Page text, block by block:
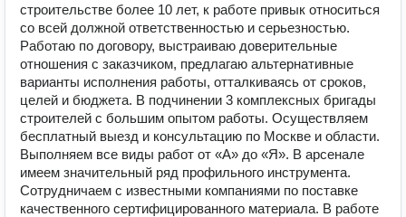
строительстве более 10 лет, к работе привык относиться
со всей должной ответственностью и серьезностью.
Работаю по договору, выстраиваю доверительные
отношения с заказчиком, предлагаю альтернативные
варианты исполнения работы, отталкиваясь от сроков,
целей и бюджета. В подчинении 3 комплексных бригады
строителей с большим опытом работы. Осуществляем
бесплатный выезд и консультацию по Москве и области.
Выполняем все виды работ от «А» до «Я». В арсенале
имеем значительный ряд профильного инструмента.
Сотрудничаем с известными компаниями по поставке
качественного сертифицированного материала. В работе